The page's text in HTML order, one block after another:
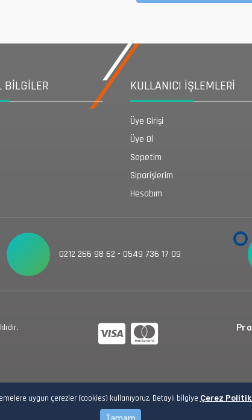
uygun çerezler (cookies) kullanıyoruz. Detaylı bilgiye Çerez
BİLGİLER KULLANICI İŞLEMLERİ
Üye Girişi
Üye Ol
Sepetim
Siparişlerim
Hesabım
0212 266 98 62 - 0549 736 17 09